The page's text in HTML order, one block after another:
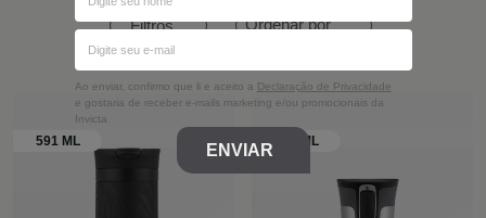
Filtros Ordenar por
Ao enviar, confirmo que li e aceito a Declaração de Privacidade
e gostaria de receber e-mails marketing e/ou promocionais da
Invicta
ENVIAR